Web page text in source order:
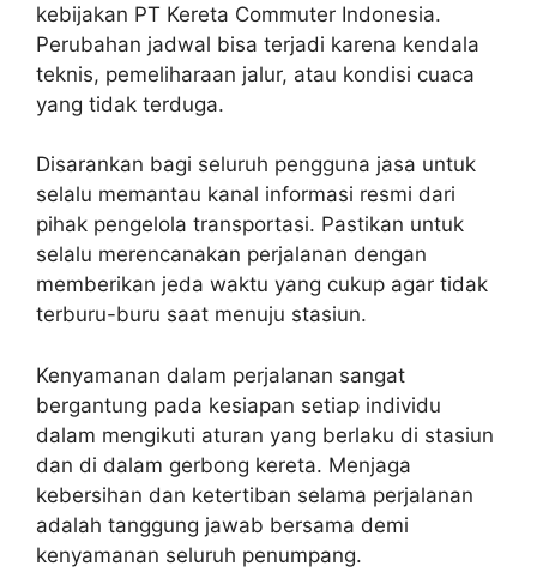
kebijakan PT Kereta Commuter Indonesia.
Perubahan jadwal bisa terjadi karena kendala
teknis, pemeliharaan jalur, atau kondisi cuaca
yang tidak terduga.
Disarankan bagi seluruh pengguna jasa untuk
selalu memantau kanal informasi resmi dari
pihak pengelola transportasi. Pastikan untuk
selalu merencanakan perjalanan dengan
memberikan jeda waktu yang cukup agar tidak
terburu-buru saat menuju stasiun.
Kenyamanan dalam perjalanan sangat
bergantung pada kesiapan setiap individu
dalam mengikuti aturan yang berlaku di stasiun
dan di dalam gerbong kereta. Menjaga
kebersihan dan ketertiban selama perjalanan
adalah tanggung jawab bersama demi
kenyamanan seluruh penumpang.